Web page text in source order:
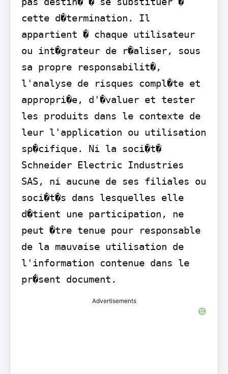
cette d�termination. Il
appartient � chaque utilisateur
ou int�grateur de r�aliser, sous
sa propre responsabilit�,
l'analyse de risques compl�te et
appropri�e, d'�valuer et tester
les produits dans le contexte de
leur l'application ou utilisation
sp�cifique. Ni la soci�t�
Schneider Electric Industries
SAS, ni aucune de ses filiales ou
soci�t�s dans lesquelles elle
d�tient une participation, ne
peut �tre tenue pour responsable
de la mauvaise utilisation de
l'information contenue dans le
pr�sent document.
Advertisements